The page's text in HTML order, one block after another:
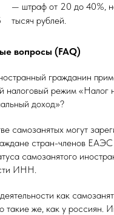
— штраф от 20 до 40%,
тысяч рублей.
вопросы (FAQ)
гражданин
налоговый режим «Налог
доход»?
самозанятых могут
стран-членов
самозанятого
ИНН.
как
такие же, как у россиян.